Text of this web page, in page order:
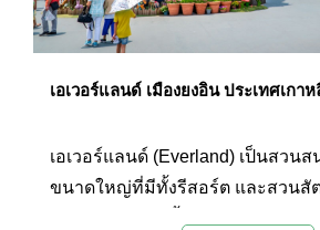
เอเวอร์แลนด์ เมืองยงอิน ประเทศเกา
เอเวอร์แลนด์ (Everland) เป็นสวนส
ขนาดใหญ่ที่มีทั้งรีสอร์ต และสวนสั